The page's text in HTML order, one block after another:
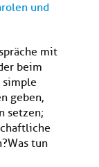
und
mit
beim
simple
geben,
setzen;
Was tun